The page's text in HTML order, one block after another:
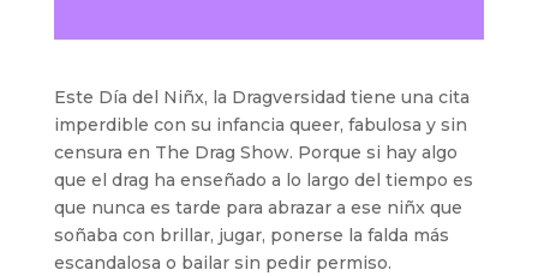
Este Día del Niñx, la Dragversidad tiene una cita
imperdible con su infancia queer, fabulosa y sin
censura en The Drag Show. Porque si hay algo
que el drag ha enseñado a lo largo del tiempo es
que nunca es tarde para abrazar a ese niñx que
soñaba con brillar, jugar, ponerse la falda más
escandalosa o bailar sin pedir permiso.